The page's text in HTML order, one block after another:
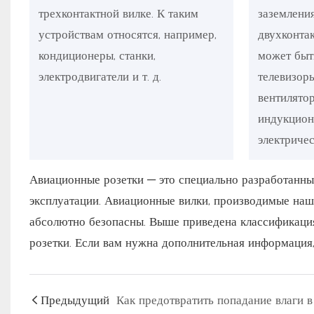
трехконтактной вилке. К таким
устройствам относятся, например,
кондиционеры, станки,
электродвигатели и т. д.
может
Авиационные розетки — это специально
эксплуатации. Авиационные вилки, производимые
абсолютно безопасны. Выше приведена
розетки. Если вам нужна дополнительная
Предыдущий